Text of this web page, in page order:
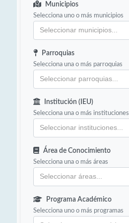
Municipios
Selecciona uno o más municipios
Parroquias
Selecciona una o más parroquias
Institución (IEU)
Selecciona una o más instituciones
Área de Conocimiento
Selecciona una o más áreas
Programa Académico
Selecciona uno o más programas